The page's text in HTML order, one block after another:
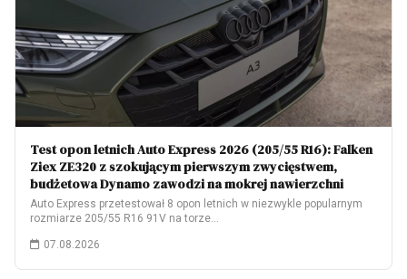
Test opon letnich Auto Express 2026 (205/55 R16): Falken
Ziex ZE320 z szokującym pierwszym zwycięstwem,
budżetowa Dynamo zawodzi na mokrej nawierzchni
Auto Express przetestował 8 opon letnich w niezwykle popularnym
rozmiarze 205/55 R16 91V na torze…
07.08.2026